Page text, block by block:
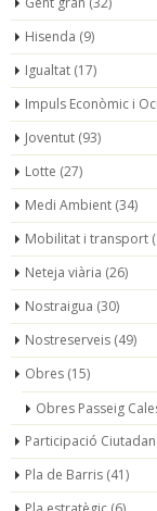
Hisenda (9)
Igualtat (17)
Impuls Econòmic i
Joventut (93)
Lotte (27)
Medi Ambient (34)
Mobilitat i transport
Neteja viària (26)
Nostraigua (30)
Nostreserveis (49)
Obres (15)
Obres Passeig
Participació
Pla de Barris (41)